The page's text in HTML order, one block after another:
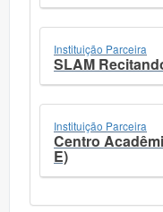
Instituição Parceira
SLAM
Instituição Parceira
Centro
E)